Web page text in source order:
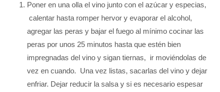
Poner en una olla el vino junto con el azúcar y especias,
calentar hasta romper hervor y evaporar el alcohol,
agregar las peras y bajar el fuego al mínimo cocinar las
peras por unos 25 minutos hasta que estén bien
impregnadas del vino y sigan tiernas, ir moviéndolas de
vez en cuando. Una vez listas, sacarlas del vino y dejar
enfriar. Dejar reducir la salsa y si es necesario espesar